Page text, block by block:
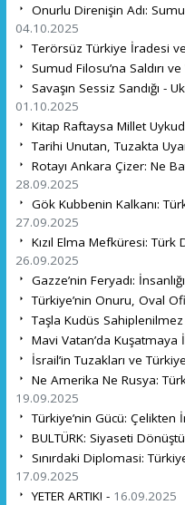
Onurlu Direnişin Adı:
04.10.2025
Terörsüz Türkiye İradesi
Sumud Filosu’na Saldırı
Savaşın Sessiz Sandığı -
01.10.2025
Kitap Raftaysa Millet
Tarihi Unutan, Tuzakta
Rotayı Ankara Çizer: Ne
28.09.2025
Gök Kubbenin Kalkanı:
27.09.2025
Kızıl Elma Mefküresi: Türk
26.09.2025
Gazze’nin Feryadı:
Türkiye’nin Onuru, Oval
Taşla Kudüs
Mavi Vatan’da Kuşatmaya
İsrail’in Tuzakları ve
Ne Amerika Ne Rusya:
19.09.2025
Türkiye’nin Gücü:
BULTÜRK: Siyaseti
Sınırdaki Diplomasi:
17.09.2025
YETER ARTIK! - 16.09.2025